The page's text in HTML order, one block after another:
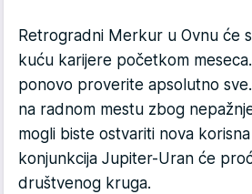
Retrogradni Merkur u Ovnu će
kuću karijere početkom
ponovo proverite apsolutno
na radnom mestu zbog
mogli biste ostvariti nova
konjunkcija Jupiter-Uran će
društvenog kruga.